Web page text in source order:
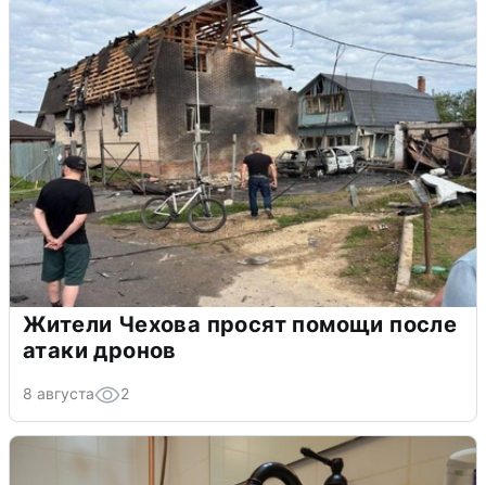
Жители Чехова просят помощи после
атаки дронов
8 августа 2